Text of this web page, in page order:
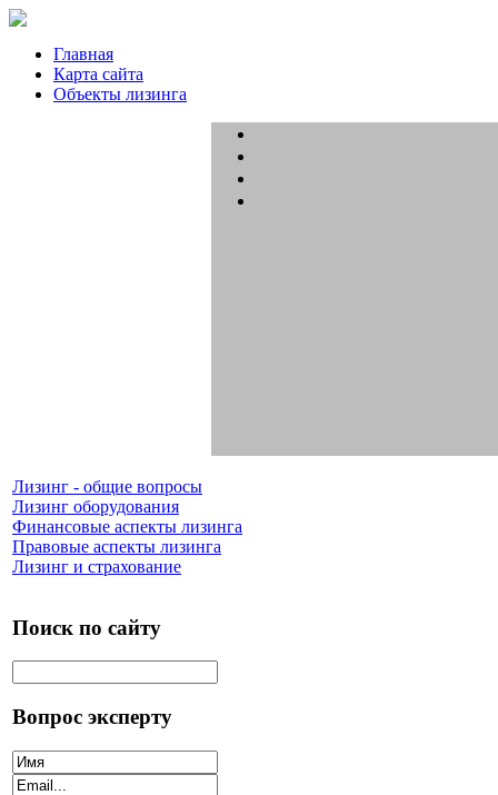
Главная
Карта сайта
Объекты лизинга
Лизинг - общие вопросы
Лизинг оборудования
Финансовые аспекты лизинга
Правовые аспекты лизинга
Лизинг и страхование
Поиск по сайту
Вопрос эксперту